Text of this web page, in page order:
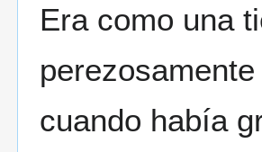
Era como una
cuando había